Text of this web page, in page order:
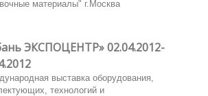
материалы" г.Москва
ЭКСПОЦЕНТР» 02.04.2012-
выставка оборудования,
технологий и